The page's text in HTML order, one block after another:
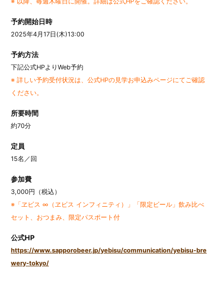
予約開始日時
2025年4月17日(木)13:00
予約方法
下記公式HPよりWeb予約
※ 詳しい予約受付状況は、公式HPの見学お申込みページにてご確認
ください。
所要時間
約70分
定員
15名／回
参加費
3,000円（税込）
※「ヱビス ∞（ヱビス インフィニティ）」「限定ビール」飲み比べ
セット、おつまみ、限定パスポート付
公式HP
https://www.sapporobeer.jp/yebisu/communication/yebisu-bre
wery-tokyo/